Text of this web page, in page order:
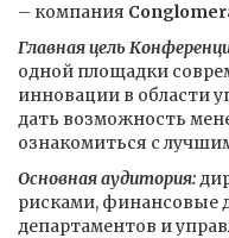
– компания
Главная цель
одной площадки
инновации в области
дать возможность
ознакомиться с
Основная аудитория:
рисками, финансовые
департаментов и